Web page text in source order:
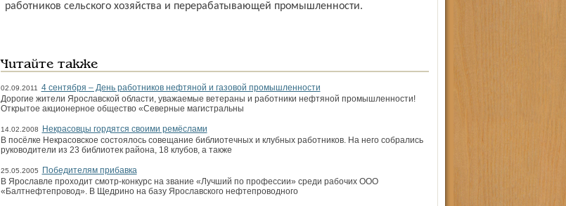
работников сельского хозяйства и перерабатывающей промышленности.
Читайте также
02.09.2011
4 сентября – День работников нефтяной и газовой промышленности
Дорогие жители Ярославской области, уважаемые ветераны и работники нефтяной промышленности!
Открытое акционерное общество «Северные магистральны
14.02.2008
Некрасовцы гордятся своими ремёслами
В посёлке Некрасовское состоялось совещание библиотечных и клубных работников. На него собрались
руководители из 23 библиотек района, 18 клубов, а также
25.05.2005
Победителям прибавка
В Ярославле проходит смотр-конкурс на звание «Лучший по профессии» среди рабочих ООО
«Балтнефтепровод». В Щедрино на базу Ярославского нефтепроводного